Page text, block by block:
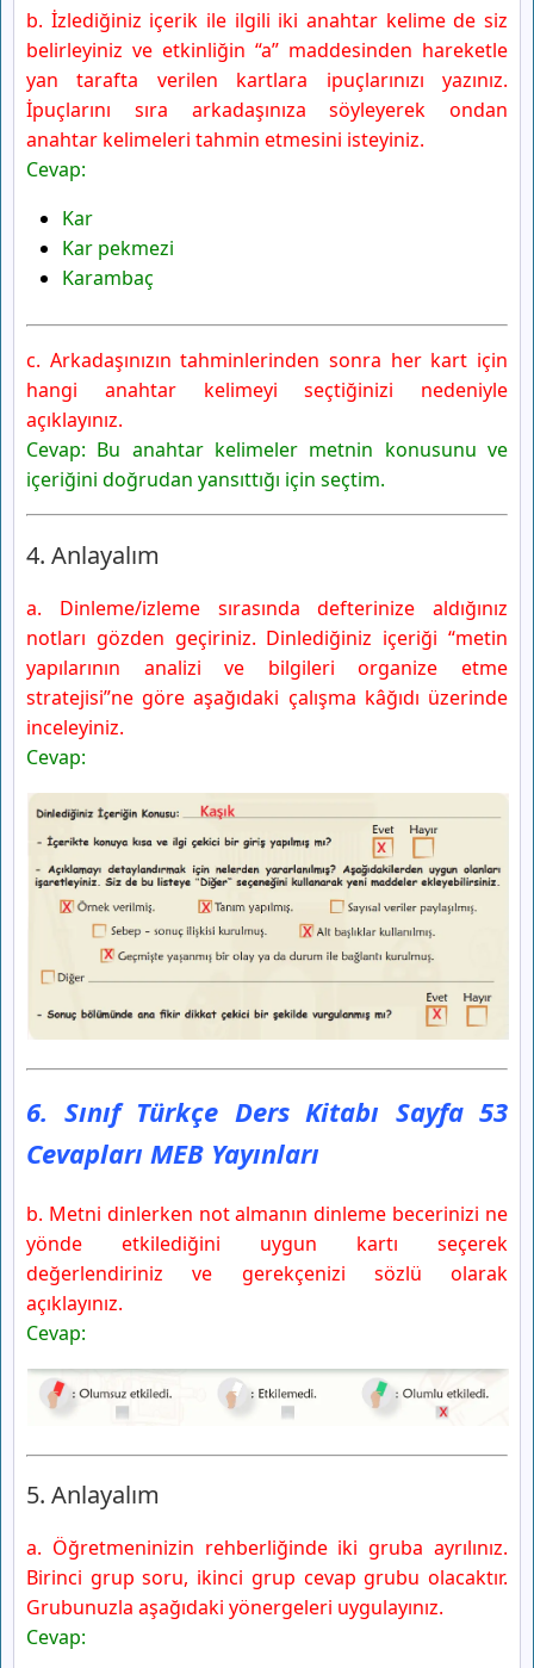
b. İzlediğiniz içerik ile ilgili iki anahtar kelime de siz
belirleyiniz ve etkinliğin “a” maddesinden hareketle
yan tarafta verilen kartlara ipuçlarınızı yazınız.
İpuçlarını sıra arkadaşınıza söyleyerek ondan
anahtar kelimeleri tahmin etmesini isteyiniz.
Cevap:
Kar
Kar pekmezi
Karambaç
c. Arkadaşınızın tahminlerinden sonra her kart için
hangi anahtar kelimeyi seçtiğinizi nedeniyle
açıklayınız.
Cevap: Bu anahtar kelimeler metnin konusunu ve
içeriğini doğrudan yansıttığı için seçtim.
4. Anlayalım
a. Dinleme/izleme sırasında defterinize aldığınız
notları gözden geçiriniz. Dinlediğiniz içeriği “metin
yapılarının analizi ve bilgileri organize etme
stratejisi”ne göre aşağıdaki çalışma kâğıdı üzerinde
inceleyiniz.
Cevap:
6. Sınıf Türkçe Ders Kitabı Sayfa 53
Cevapları MEB Yayınları
b. Metni dinlerken not almanın dinleme becerinizi ne
yönde etkilediğini uygun kartı seçerek
değerlendiriniz ve gerekçenizi sözlü olarak
açıklayınız.
Cevap:
5. Anlayalım
a. Öğretmeninizin rehberliğinde iki gruba ayrılınız.
Birinci grup soru, ikinci grup cevap grubu olacaktır.
Grubunuzla aşağıdaki yönergeleri uygulayınız.
Cevap: